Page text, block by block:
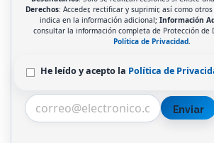
Derechos: Acceder, rectificar y suprimir, así como
indica en la información adicional;Información
consultar la información completa de Protección de
Política de Privacidad
He leído y acepto la Política de
Enviar